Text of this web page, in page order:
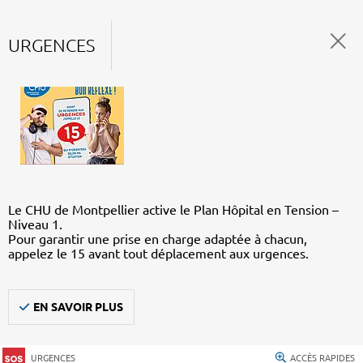
URGENCES
Le CHU de Montpellier active le Plan Hôpital en Tension –
Niveau 1.
Pour garantir une prise en charge adaptée à chacun,
appelez le 15 avant tout déplacement aux urgences.
EN SAVOIR PLUS
URGENCES ACCÈS RAPIDES